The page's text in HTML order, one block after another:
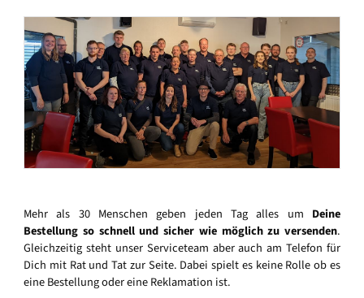
Mehr als 30 Menschen geben jeden Tag alles um Deine
Bestellung so schnell und sicher wie möglich zu versenden.
Gleichzeitig steht unser Serviceteam aber auch am Telefon für
Dich mit Rat und Tat zur Seite. Dabei spielt es keine Rolle ob es
eine Bestellung oder eine Reklamation ist.